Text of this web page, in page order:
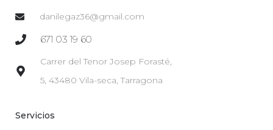
danilegaz36@gmail.com
671 03 19 60
Carrer del Tenor Josep Forasté,
5, 43480 Vila-seca, Tarragona
Servicios